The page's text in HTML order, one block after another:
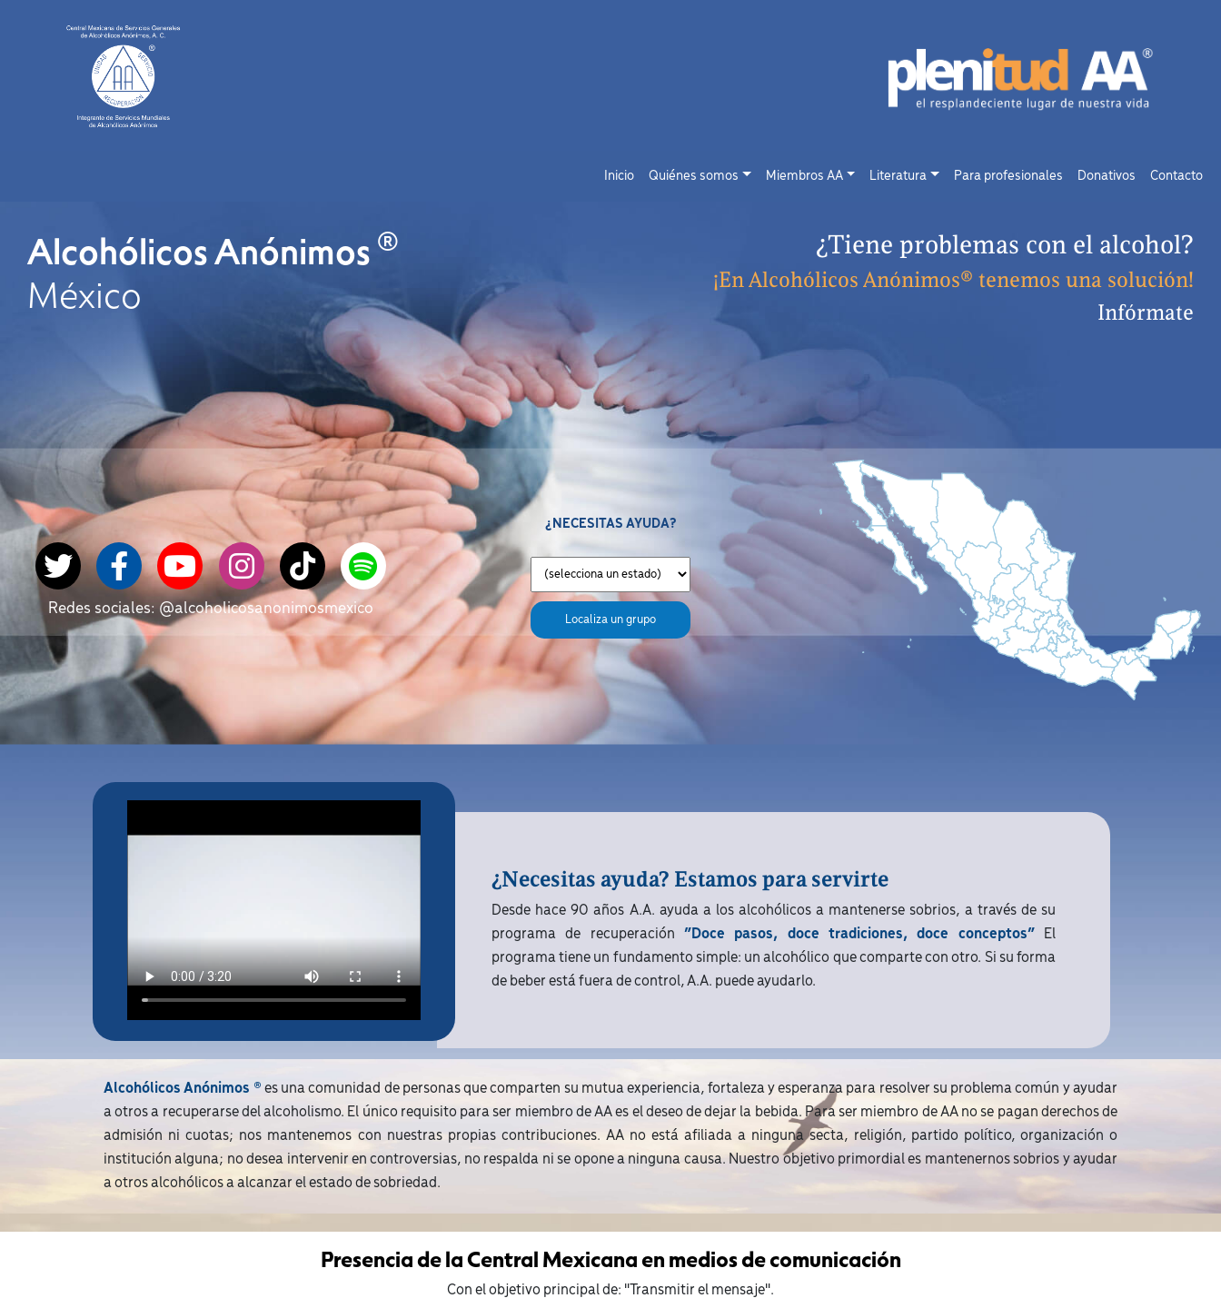
Inicio Quiénes somos Miembros AA Literatura Para profesionales Donativos Contacto
Alcohólicos Anónimos ®
México
¿Tiene problemas con el alcohol?
¡En Alcohólicos Anónimos® tenemos una solución!
Infórmate
Redes sociales: @alcoholicosanonimosmexico
¿NECESITAS AYUDA?
Localiza un grupo
¿Necesitas ayuda? Estamos para servirte
Desde hace 90 años A.A. ayuda a los alcohólicos a mantenerse sobrios, a través de su
programa de recuperación “Doce pasos, doce tradiciones, doce conceptos”El
programa tiene un fundamento simple: un alcohólico que comparte con otro. Si su forma
de beber está fuera de control, A.A. puede ayudarlo.
Alcohólicos Anónimos ® es una comunidad de personas que comparten su mutua experiencia, fortaleza y esperanza para resolver su problema común y ayudar
a otros a recuperarse del alcoholismo. El único requisito para ser miembro de AA es el deseo de dejar la bebida. Para ser miembro de AA no se pagan derechos de
admisión ni cuotas; nos mantenemos con nuestras propias contribuciones. AA no está afiliada a ninguna secta, religión, partido político, organización o
institución alguna; no desea intervenir en controversias, no respalda ni se opone a ninguna causa. Nuestro objetivo primordial es mantenernos sobrios y ayudar
a otros alcohólicos a alcanzar el estado de sobriedad.
Presencia de la Central Mexicana en medios de comunicación
Con el objetivo principal de: "Transmitir el mensaje".